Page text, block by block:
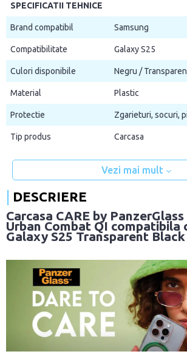
SPECIFICATII TEHNICE
Brand compatibil Samsung
Compatibilitate Galaxy S25
Culori disponibile Negru /
Material Plastic
Protectie Zgarieturi, socuri,
Tip produs Carcasa
Vezi mai mult
DESCRIERE
Carcasa CARE by
Urban Combat QI compatibila
Galaxy S25 Transparent Black